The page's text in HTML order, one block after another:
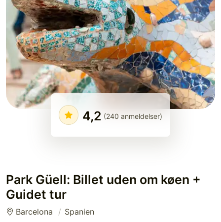
4,2 (240 anmeldelser)
Park Güell: Billet uden om køen +
Guidet tur
Barcelona Spanien